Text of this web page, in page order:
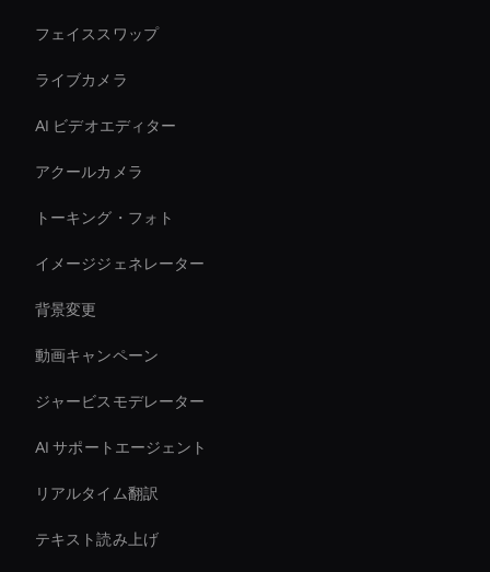
フェイススワップ
ライブカメラ
AI ビデオエディター
アクールカメラ
トーキング・フォト
イメージジェネレーター
背景変更
動画キャンペーン
ジャービスモデレーター
AI サポートエージェント
リアルタイム翻訳
テキスト読み上げ